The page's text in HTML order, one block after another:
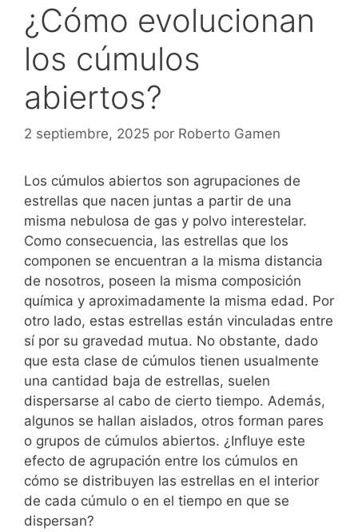
¿Cómo evolucionan
los cúmulos
abiertos?
2 septiembre, 2025 por Roberto Gamen
Los cúmulos abiertos son agrupaciones de
estrellas que nacen juntas a partir de una
misma nebulosa de gas y polvo interestelar.
Como consecuencia, las estrellas que los
componen se encuentran a la misma distancia
de nosotros, poseen la misma composición
química y aproximadamente la misma edad. Por
otro lado, estas estrellas están vinculadas entre
sí por su gravedad mutua. No obstante, dado
que esta clase de cúmulos tienen usualmente
una cantidad baja de estrellas, suelen
dispersarse al cabo de cierto tiempo. Además,
algunos se hallan aislados, otros forman pares
o grupos de cúmulos abiertos. ¿Influye este
efecto de agrupación entre los cúmulos en
cómo se distribuyen las estrellas en el interior
de cada cúmulo o en el tiempo en que se
dispersan?